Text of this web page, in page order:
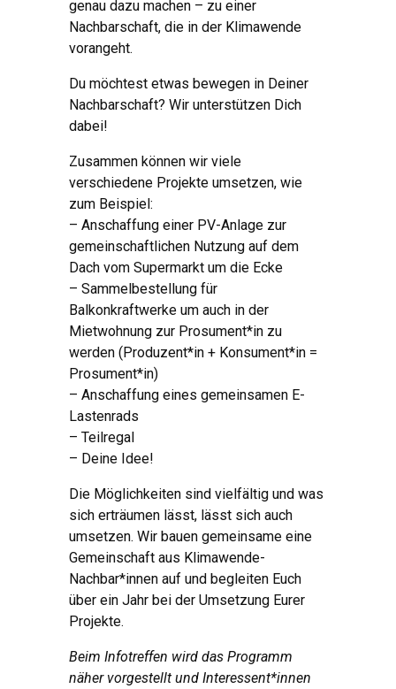
genau dazu machen – zu einer
Nachbarschaft, die in der Klimawende
vorangeht.
Du möchtest etwas bewegen in Deiner
Nachbarschaft? Wir unterstützen Dich
dabei!
Zusammen können wir viele
verschiedene Projekte umsetzen, wie
zum Beispiel:
– Anschaffung einer PV-Anlage zur
gemeinschaftlichen Nutzung auf dem
Dach vom Supermarkt um die Ecke
– Sammelbestellung für
Balkonkraftwerke um auch in der
Mietwohnung zur Prosument*in zu
werden (Produzent*in + Konsument*in =
Prosument*in)
– Anschaffung eines gemeinsamen E-
Lastenrads
– Teilregal
– Deine Idee!
Die Möglichkeiten sind vielfältig und was
sich erträumen lässt, lässt sich auch
umsetzen. Wir bauen gemeinsame eine
Gemeinschaft aus Klimawende-
Nachbar*innen auf und begleiten Euch
über ein Jahr bei der Umsetzung Eurer
Projekte.
Beim Infotreffen wird das Programm
näher vorgestellt und Interessent*innen